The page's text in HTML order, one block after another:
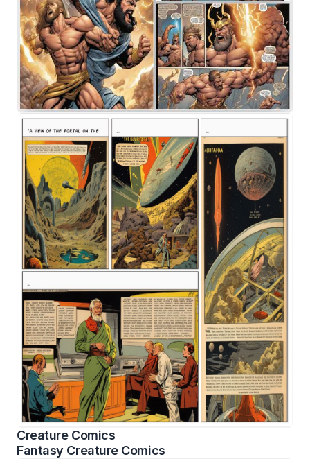
Creature Comics
Fantasy Creature Comics